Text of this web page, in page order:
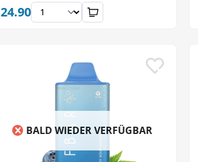
24.90
BALD WIEDER VERFÜGBAR